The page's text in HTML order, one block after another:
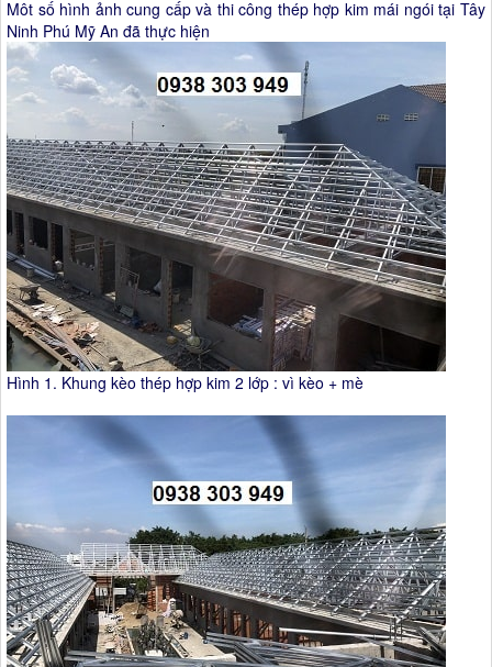
Môt số hình ảnh cung cấp và thi công thép hợp kim mái ngói tại Tây
Ninh Phú Mỹ An đã thực hiện
Hình 1. Khung kèo thép hợp kim 2 lớp : vì kèo + mè